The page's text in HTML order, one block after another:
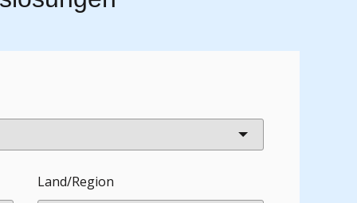
Land/Region